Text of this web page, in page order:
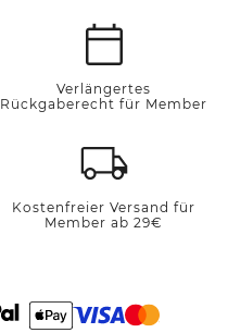
Verlängertes
Rückgaberecht für Member
Kostenfreier Versand für
Member ab 29€